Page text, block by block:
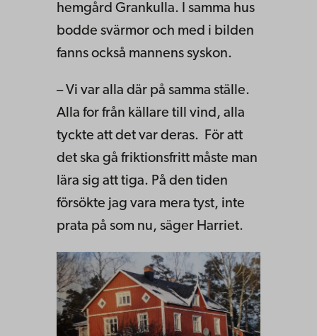
hemgård Grankulla. I samma hus
bodde svärmor och med i bilden
fanns också mannens syskon.
– Vi var alla där på samma ställe.
Alla for från källare till vind, alla
tyckte att det var deras. För att
det ska gå friktionsfritt måste man
lära sig att tiga. På den tiden
försökte jag vara mera tyst, inte
prata på som nu, säger Harriet.